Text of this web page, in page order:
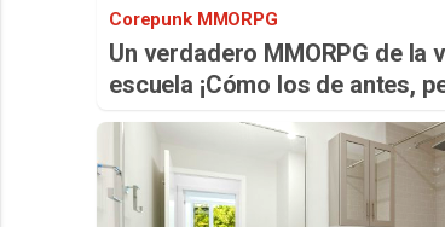
Corepunk MMORPG
Un verdadero MMORPG de la
escuela ¡Cómo los de antes,